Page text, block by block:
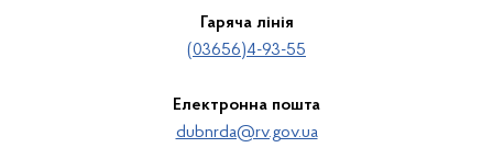
Гаряча лінія
(03656)4-93-55
Електронна пошта
dubnrda@rv.gov.ua